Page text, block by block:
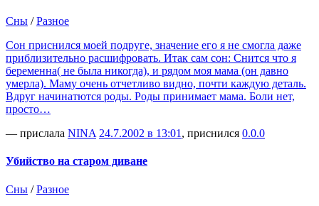
Сны /Разное
Сон приснился моей подруге, значение его я не смогла даже
приблизительно расшифровать. Итак сам сон: Снится что я
беременна( не была никогда), и рядом моя мама (он давно
умерла). Маму очень отчетливо видно, почти каждую деталь.
Вдруг начинатются роды. Роды принимает мама. Боли нет,
просто…
— прислала NINA 24.7.2002 в 13:01 , приснился 0.0.0
Убийство на старом диване
Сны /Разное